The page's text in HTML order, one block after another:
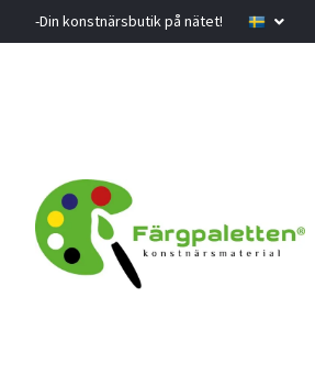
-Din konstnärsbutik på nätet!